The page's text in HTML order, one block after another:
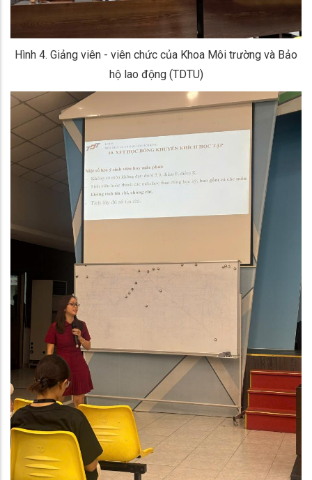
Hình 4. Giảng viên - viên chức của Khoa Môi trường và Bảo
hộ lao động (TDTU)